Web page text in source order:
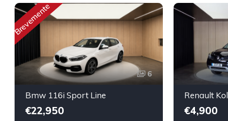
Brevemente
6
Bmw 116i Sport Line
€22,950 €4,900